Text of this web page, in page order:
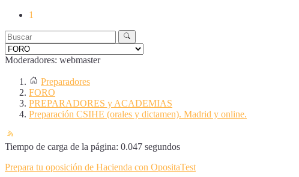
1
Moderadores: webmaster
Preparadores
FORO
PREPARADORES y ACADEMIAS
Preparación CSIHE (orales y dictamen). Madrid y online.
Tiempo de carga de la página: 0.047 segundos
Prepara tu oposición de Hacienda con OpositaTest